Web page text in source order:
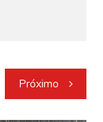
Próximo